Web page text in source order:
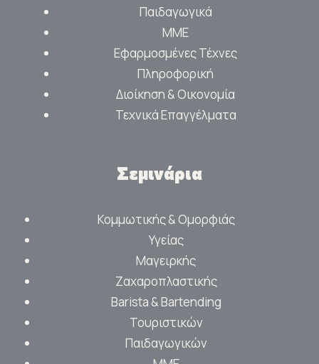
Παιδαγωγικά
ΜΜΕ
Εφαρμοσμένες Τέχνες
Πληροφορική
Διοίκηση & Οικονομία
Τεχνικά Επαγγέλματα
Σεμινάρια
Κομμωτικής & Ομορφιάς
Υγείας
Μαγειρκής
Ζαχαροπλαστικής
Barista & Bartending
Τουριστικών
Παιδαγωγικών